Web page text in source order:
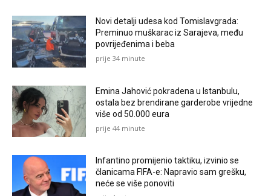
Novi detalji udesa kod Tomislavgrada:
Preminuo muškarac iz Sarajeva, među
povrijeđenima i beba
prije 34 minute
Emina Jahović pokradena u Istanbulu,
ostala bez brendirane garderobe vrijedne
više od 50.000 eura
prije 44 minute
Infantino promijenio taktiku, izvinio se
članicama FIFA-e: Napravio sam grešku,
neće se više ponoviti